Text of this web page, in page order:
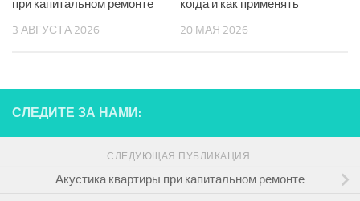
при капитальном ремонте
3 АВГУСТА 2026
когда и как применять
20 МАЯ 2026
СЛЕДИТЕ ЗА НАМИ:
СЛЕДУЮЩАЯ ПУБЛИКАЦИЯ
Акустика квартиры при капитальном ремонте